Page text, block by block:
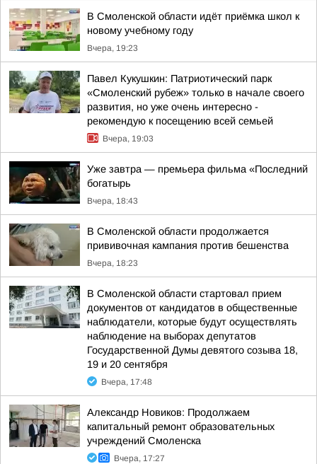
В Смоленской области идёт приёмка школ к
новому учебному году
Вчера, 19:23
Павел Кукушкин: Патриотический парк
«Смоленский рубеж» только в начале своего
развития, но уже очень интересно -
рекомендую к посещению всей семьей
Вчера, 19:03
Уже завтра — премьера фильма «Последний
богатырь
Вчера, 18:43
В Смоленской области продолжается
прививочная кампания против бешенства
Вчера, 18:23
В Смоленской области стартовал прием
документов от кандидатов в общественные
наблюдатели, которые будут осуществлять
наблюдение на выборах депутатов
Государственной Думы девятого созыва 18,
19 и 20 сентября
Вчера, 17:48
Александр Новиков: Продолжаем
капитальный ремонт образовательных
учреждений Смоленска
Вчера, 17:27